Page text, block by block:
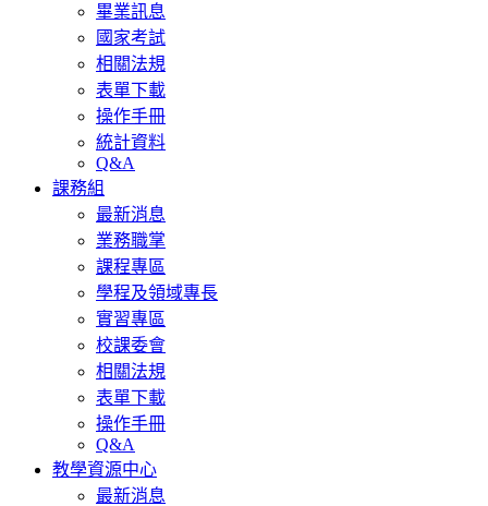
畢業訊息
國家考試
相關法規
表單下載
操作手冊
統計資料
Q&A
課務組
最新消息
業務職掌
課程專區
學程及領域專長
實習專區
校課委會
相關法規
表單下載
操作手冊
Q&A
教學資源中心
最新消息